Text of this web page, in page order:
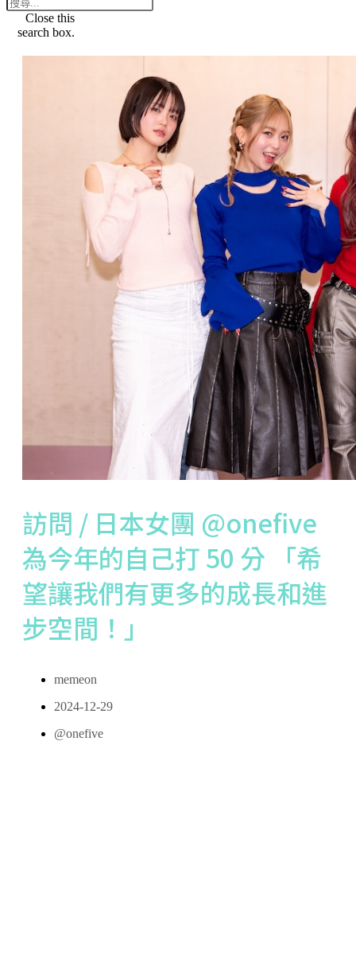
Close this
search box.
訪問 / 日本女團 @onefive
為今年的自己打 50 分 「希
望讓我們有更多的成長和進
步空間！」
memeon
2024-12-29
@onefive